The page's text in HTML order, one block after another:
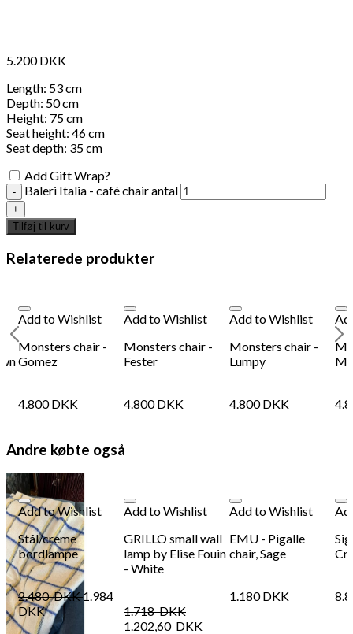
5.200DKK
Length: 53 cm
Depth: 50 cm
Height: 75 cm
Seat height: 46 cm
Seat depth: 35 cm
Add Gift Wrap?
Baleri Italia - café chair antal
Tilføj til kurv
Relaterede produkter
Add to Wishlist
Monsters chair -
Gomez
4.800DKK
Add to Wishlist
Monsters chair -
Fester
4.800DKK
Add to Wishlist
Monsters chair -
Lumpy
4.800DKK
Andre købte også
Add to Wishlist
Stål/creme
bordlampe
2.480DKK 1.984
DKK
Add to Wishlist
GRILLO small wall
lamp by Elise Fouin
- White
1.718DKK
1.202,60 DKK
Add to Wishlist
EMU - Pigalle
chair, Sage
1.180DKK